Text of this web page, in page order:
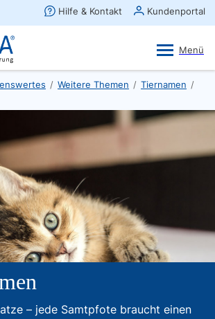
/ Weitere Themen / Tiernamen /
– jede Samtpfote braucht einen
Kunden-App
Play Store laden
Ansehen